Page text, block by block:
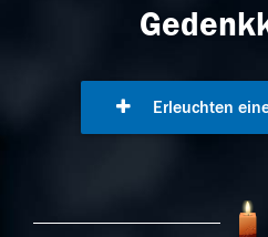
Erleuchten